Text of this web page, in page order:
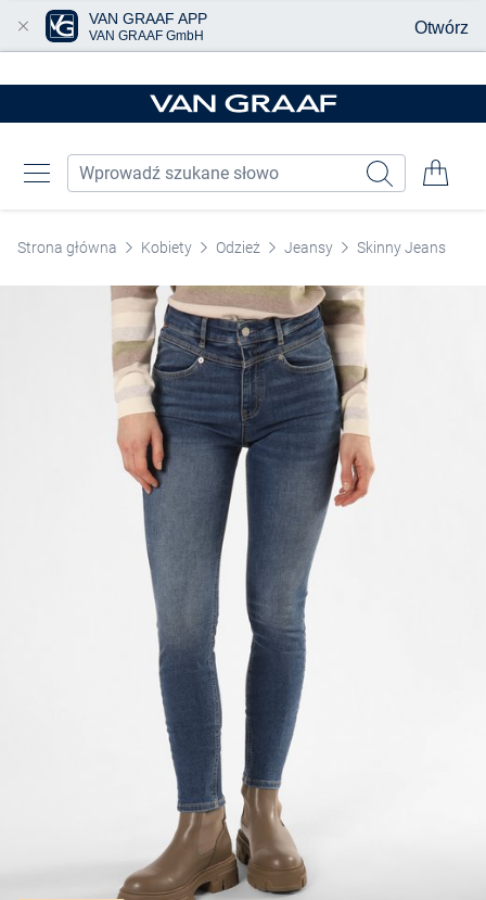
Strona główna Kobiety Odzież Jeansy Skinny Jeans
VAN GRAAF APP
VAN GRAAF GmbH Otwórz